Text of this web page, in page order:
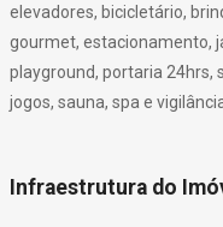
elevadores, bicicletário,
gourmet, estacionamento,
playground, portaria 24hrs,
jogos, sauna, spa e
Infraestrutura do